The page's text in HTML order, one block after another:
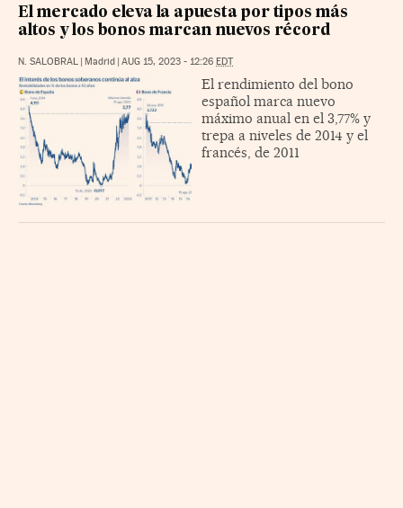
El mercado eleva la apuesta por tipos más
altos y los bonos marcan nuevos récord
N. SALOBRAL | Madrid | AUG 15, 2023 - 12:26 EDT
El rendimiento del bono
español marca nuevo
máximo anual en el 3,77% y
trepa a niveles de 2014 y el
francés, de 2011